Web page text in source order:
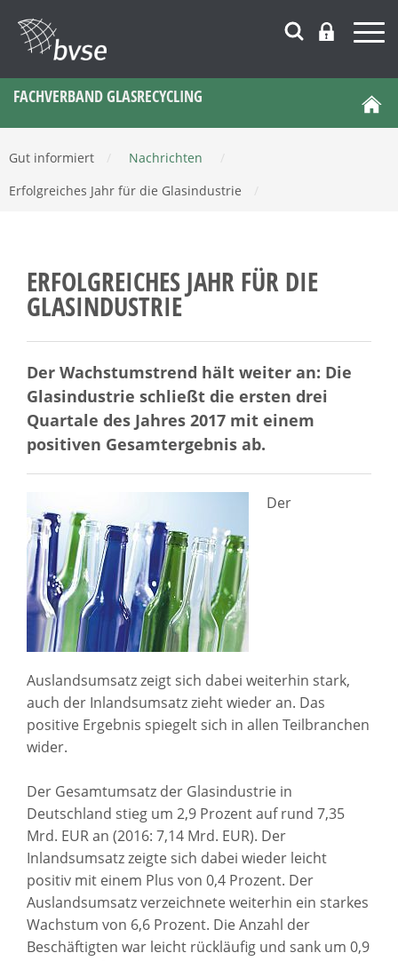
FACHVERBAND GLASRECYCLING
Gut informiert Nachrichten
Erfolgreiches Jahr für die Glasindustrie
ERFOLGREICHES JAHR FÜR DIE
GLASINDUSTRIE
Der Wachstumstrend hält weiter an: Die
Glasindustrie schließt die ersten drei
Quartale des Jahres 2017 mit einem
positiven Gesamtergebnis ab.
Der
Auslandsumsatz zeigt sich dabei weiterhin stark,
auch der Inlandsumsatz zieht wieder an. Das
positive Ergebnis spiegelt sich in allen Teilbranchen
wider.
Der Gesamtumsatz der Glasindustrie in
Deutschland stieg um 2,9 Prozent auf rund 7,35
Mrd. EUR an (2016: 7,14 Mrd. EUR). Der
Inlandsumsatz zeigte sich dabei wieder leicht
positiv mit einem Plus von 0,4 Prozent. Der
Auslandsumsatz verzeichnete weiterhin ein starkes
Wachstum von 6,6 Prozent. Die Anzahl der
Beschäftigten war leicht rückläufig und sank um 0,9